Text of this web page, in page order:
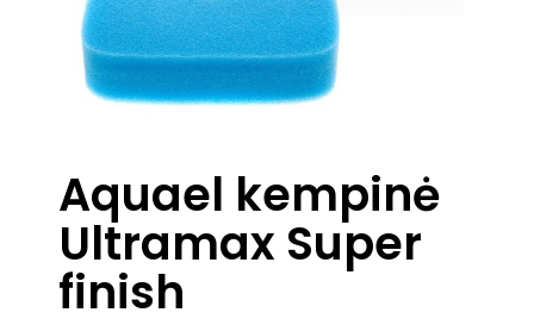
Aquael kempinė
Ultramax Super
finish